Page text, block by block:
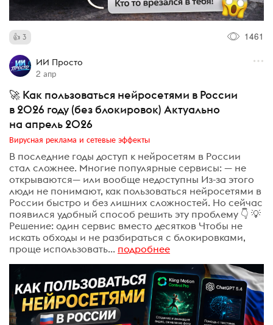
3 1461
ИИ Просто
2 апр
🚀 Как пользоваться нейросетями в России
в 2026 году (без блокировок) Актуально
на апрель 2026
Вирусная реклама и сетевые эффекты
В последние годы доступ к нейросетям в России
стал сложнее. Многие популярные сервисы: — не
открываются— или вообще недоступны Из-за этого
люди не понимают, как пользоваться нейросетями в
России быстро и без лишних сложностей. Но сейчас
появился удобный способ решить эту проблему 👇 💡
Решение: один сервис вместо десятков Чтобы не
искать обходы и не разбираться с блокировками,
проще использовать... подробнее